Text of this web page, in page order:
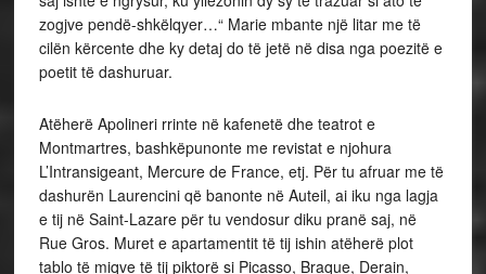
zogjve pendë-shkëlqyer…“ Marie mbante një litar me të
cilën kërcente dhe ky detaj do të jetë në disa nga poezitë e
poetit të dashuruar.
Atëherë Apolineri rrinte në kafenetë dhe teatrot e
Montmartres, bashkëpunonte me revistat e njohura
L’Intransigeant, Mercure de France, etj. Për tu afruar me të
dashurën Laurencini që banonte në Auteil, ai iku nga lagja
e tij në Saint-Lazare për tu vendosur diku pranë saj, në
Rue Gros. Muret e apartamentit të tij ishin atëherë plot
tablo të miqve të tij piktorë si Picasso, Braque, Derain,